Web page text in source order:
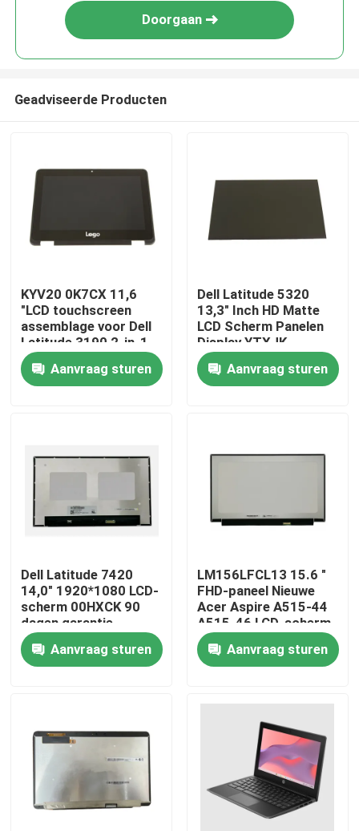
Thuis
Contacten
Producten
Video's
Lenovolcd het Schermvervanging
Het Schermvervanging van Dell LCD
Het Schermvervanging van Acer LCD
Doorgaan
Geadviseerde Producten
KYV20 0K7CX 11,6
"LCD touchscreen
assemblage voor Dell
Latitude 3190 2-in-1
Aanvraag sturen
Dell Latitude 5320
13,3" Inch HD Matte
LCD Scherm Panelen
Display YTXJK
Aanvraag sturen
Dell Latitude 7420
14,0" 1920*1080 LCD-
scherm 00HXCK 90
dagen garantie
Aanvraag sturen
LM156LFCL13 15.6 "
FHD-paneel Nieuwe
Acer Aspire A515-44
A515-46 LCD-scherm
Aanvraag sturen